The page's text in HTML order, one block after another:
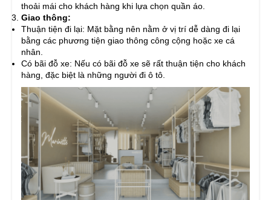
thoải mái cho khách hàng khi lựa chọn quần áo.
Giao thông:
Thuận tiện đi lại: Mặt bằng nên nằm ở vị trí dễ dàng đi lại
bằng các phương tiện giao thông công cộng hoặc xe cá
nhân.
Có bãi đỗ xe: Nếu có bãi đỗ xe sẽ rất thuận tiện cho khách
hàng, đặc biệt là những người đi ô tô.